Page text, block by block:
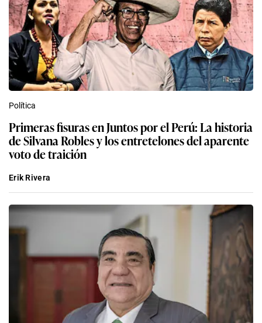
Política
Primeras fisuras en Juntos por el Perú: La historia
de Silvana Robles y los entretelones del aparente
voto de traición
Erik Rivera